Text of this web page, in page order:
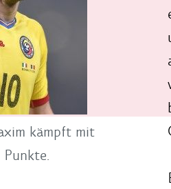
kämpft mit
Punkte.